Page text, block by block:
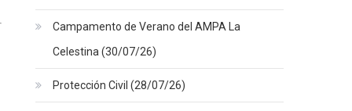
Campamento de Verano del AMPA La
Celestina (30/07/26)
Protección Civil (28/07/26)